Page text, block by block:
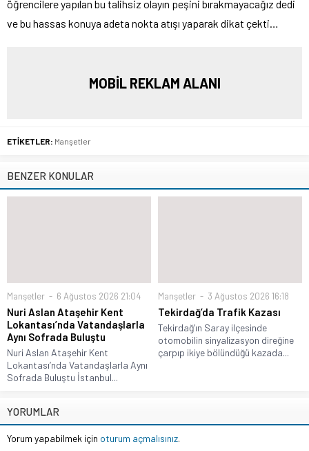
öğrencilere yapılan bu talihsiz olayın peşini bırakmayacağız dedi
ve bu hassas konuya adeta nokta atışı yaparak dikat çekti…
MOBİL REKLAM ALANI
ETİKETLER: Manşetler
BENZER KONULAR
Manşetler 6 Ağustos 2026 21:04
Nuri Aslan Ataşehir Kent
Lokantası’nda Vatandaşlarla
Aynı Sofrada Buluştu
Nuri Aslan Ataşehir Kent
Lokantası’nda Vatandaşlarla Aynı
Sofrada Buluştu İstanbul...
Manşetler 3 Ağustos 2026 16:18
Tekirdağ’da Trafik Kazası
Tekirdağ’ın Saray ilçesinde
otomobilin sinyalizasyon direğine
çarpıp ikiye bölündüğü kazada...
YORUMLAR
Yorum yapabilmek için oturum açmalısınız.